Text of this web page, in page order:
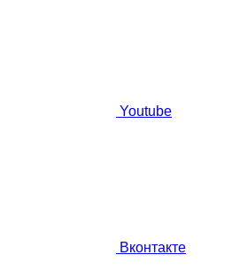
Youtube
Вконтакте